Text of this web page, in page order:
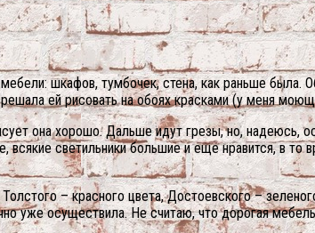
шкафов, тумбочек, стена, как раньше
ей рисовать на обоях красками (у меня
она хорошо. Дальше идут грезы, но, надеюсь,
светильники большие и еще нравится, в то
– красного цвета, Достоевского –
уже осуществила. Не считаю, что дорогая